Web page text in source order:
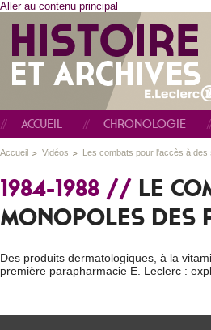
Aller au contenu principal
ACCUEIL CHRONOLOGIE
Accueil Vidéos Les combats pour l'accès à des
1984-1988 // LE
MONOPOLES DES
Des produits dermatologiques, à la
première parapharmacie E. Leclerc :